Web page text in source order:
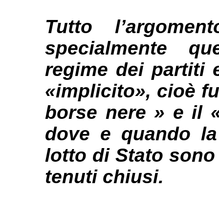
Tutto
specialmente
regime dei partiti
«implicito», cioè
borse nere » e il
dove e quando
lotto di Stato
tenuti chiusi.